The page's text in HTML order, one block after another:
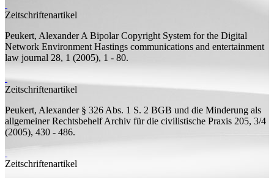
Zeitschriftenartikel
Peukert, Alexander A Bipolar Copyright System for the Digital
Network Environment Hastings communications and entertainment
law journal 28, 1 (2005), 1 - 80.
Zeitschriftenartikel
Peukert, Alexander § 326 Abs. 1 S. 2 BGB und die Minderung als
allgemeiner RechtsbehelfArchiv für die civilistische Praxis 205, 3/4
(2005), 430 - 486.
Zeitschriftenartikel